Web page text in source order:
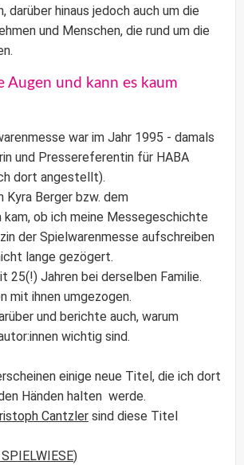
darüber hinaus jedoch auch um die
und Menschen, die rund um die
Augen und kann es kaum
war im Jahr 1995 - damals
und Pressereferentin für HABA
dort angestellt).
Kyra Berger bzw. dem
ob ich meine Messegeschichte
der Spielwarenmesse aufschreiben
lange gezögert.
25(!) Jahren bei derselben Familie.
mit ihnen umgezogen.
und berichte auch, warum
wichtig sind.
einige neue Titel, die ich dort
Händen halten werde.
Cantzler sind diese Titel
)